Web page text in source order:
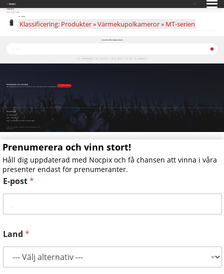
SV
TAGLISTA
Totalt 1 artiklar hittades
MT – M6T25S
Klassificering: Produkter » Värmekupolkameror » MT-serien
Letar du efter något annat?
Prenumerera och vinn stort!
Håll dig uppdaterad med Nocpix och få chansen att vinna i våra presenter endast för prenumeranter.
Få de senaste nyheterna
Kontakta oss
Tel: +49 800 1806627
E-post: info@nocpix.com
E-post: service@nocpix.com (Endast för teknisk support)
© 2026 Alla rättigheter förbehållna Inlumen Technologies Co., Ltd.
Sekretesspolicy
Prenumerera och vinn stort!
Håll dig uppdaterad med Nocpix och få chansen att vinna i våra
presenter endast för prenumeranter.
E-post*
Land *